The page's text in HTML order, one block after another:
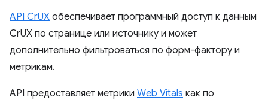
API CrUX обеспечивает программный доступ к данным
CrUX по странице или источнику и может
дополнительно фильтроваться по форм-фактору и
метрикам.
API предоставляет метрики Web Vitals как по